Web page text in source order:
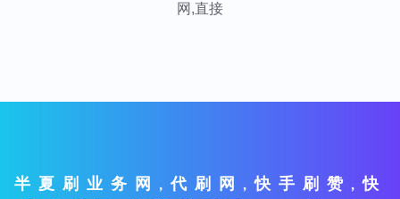
网,直接
半夏刷业务网,代刷网,快手刷赞,快